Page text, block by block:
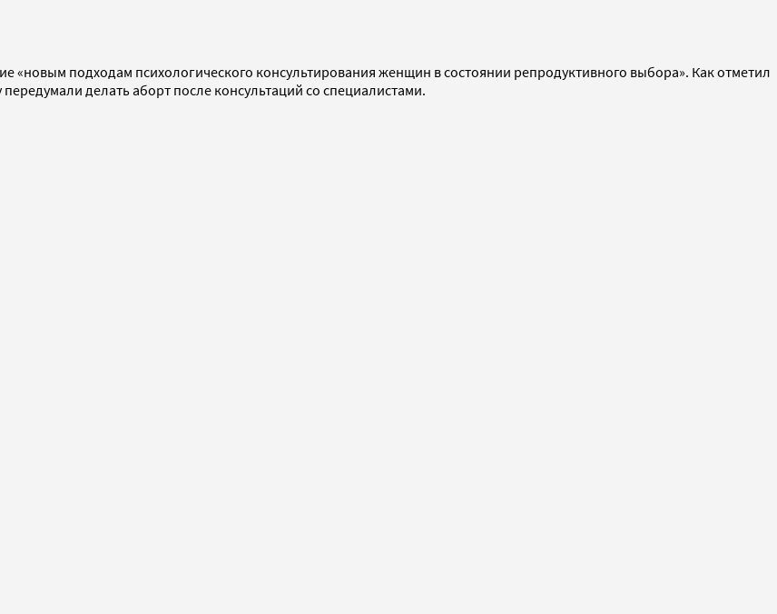
«новым подходам психологического консультирования женщин в состоянии репродуктивного выбора». Как отметил
делать аборт после консультаций со специалистами.